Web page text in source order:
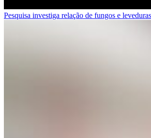
Pesquisa investiga relação de fungos e